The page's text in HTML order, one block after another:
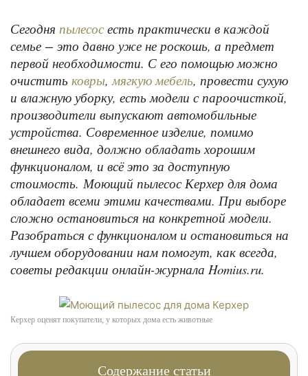
Сегодня пылесос есть практически в каждой
семье − это давно уже не роскошь, а предмет
первой необходимости. С его помощью можно
очистить ковры,мягкую мебель, провести сухую
и влажную уборку, есть модели с пароочисткой,
производители выпускают автомобильные
устройства. Современное изделие, помимо
внешнего вида, должно обладать хорошим
функционалом, и всё это за доступную
стоимость. Моющий пылесос Керхер для дома
обладает всеми этими качествами. При выборе
сложно остановиться на конкретной модели.
Разобраться с функционалом и остановиться на
лучшем оборудовании нам помогут, как всегда,
советы редакции онлайн-журнала Homius.ru.
Керхер оценят покупатели, у которых дома есть животные
Содержание статьи